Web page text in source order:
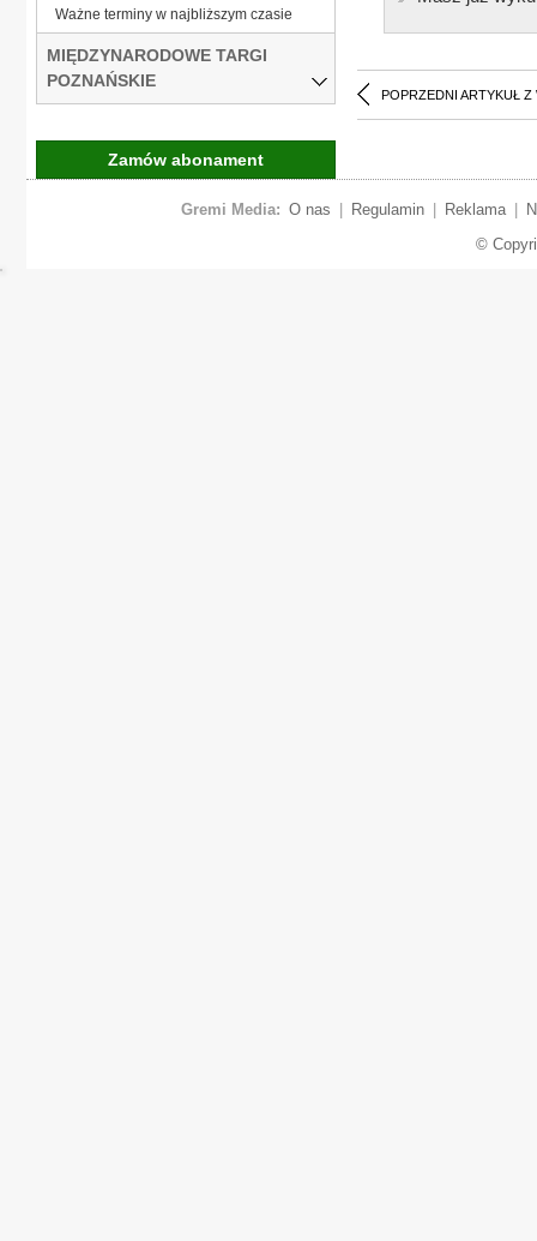
POPRZEDNI ARTYKUŁ Z
Ważne terminy w najbliższym czasie
MIĘDZYNARODOWE TARGI
POZNAŃSKIE
Zamów abonament
Gremi Media: O nas Regulamin Reklama
©